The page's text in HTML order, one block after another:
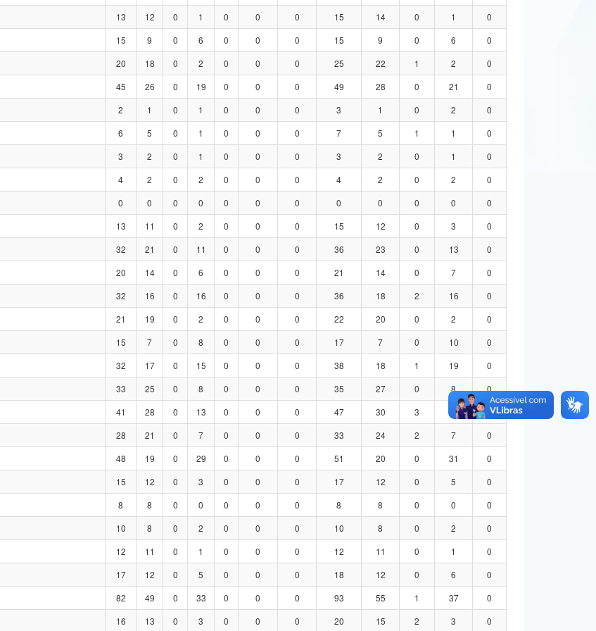
13 12 0 1 0 0 0 15 14 0 1
0
15 9 0 6 0 0 0 15 9 0 6
0
20 18 0 2 0 0 0 25 22 1 2
0
45 26 0 19 0 0 0 49 28 0 21
0
2 1 0 1 0 0 0 3 1 0 2
0
6 5 0 1 0 0 0 7 5 1 1
0
3 2 0 1 0 0 0 3 2 0 1
0
4 2 0 2 0 0 0 4 2 0 2
0
0 0 0 0 0 0 0 0 0 0 0
0
13 11 0 2 0 0 0 15 12 0 3
0
32 21 0 11 0 0 0 36 23 0 13
0
20 14 0 6 0 0 0 21 14 0 7
0
32 16 0 16 0 0 0 36 18 2 16
0
21 19 0 2 0 0 0 22 20 0 2
0
15 7 0 8 0 0 0 17 7 0 10
0
32 17 0 15 0 0 0 38 18 1 19
0
33 25 0 8 0 0 0 35 27 0 8
0
41 28 0 13 0 0 0 47 30 3 14
0
28 21 0 7 0 0 0 33 24 2 7
0
48 19 0 29 0 0 0 51 20 0 31
0
15 12 0 3 0 0 0 17 12 0 5
0
8 8 0 0 0 0 0 8 8 0 0
0
10 8 0 2 0 0 0 10 8 0 2
0
12 11 0 1 0 0 0 12 11 0 1
0
17 12 0 5 0 0 0 18 12 0 6
0
82 49 0 33 0 0 0 93 55 1 37
0
16 13 0 3 0 0 0 20 15 2 3
0